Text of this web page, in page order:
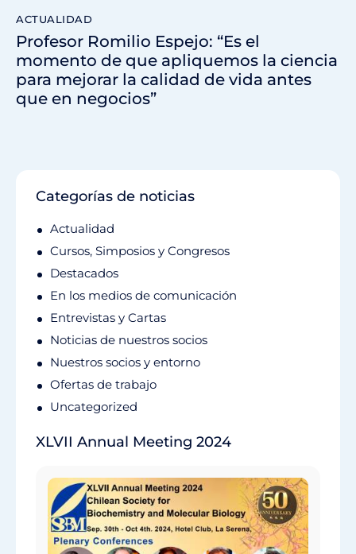
ACTUALIDAD
Profesor Romilio Espejo: “Es el
momento de que apliquemos la ciencia
para mejorar la calidad de vida antes
que en negocios”
Categorías de noticias
Actualidad
Cursos, Simposios y Congresos
Destacados
En los medios de comunicación
Entrevistas y Cartas
Noticias de nuestros socios
Nuestros socios y entorno
Ofertas de trabajo
Uncategorized
XLVII Annual Meeting 2024